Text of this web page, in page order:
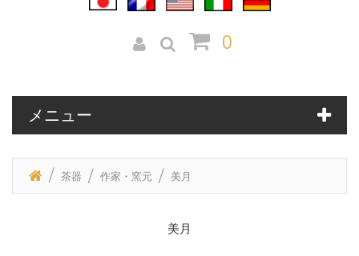
0
メニュー
茶器 作家・窯元 美月
美月